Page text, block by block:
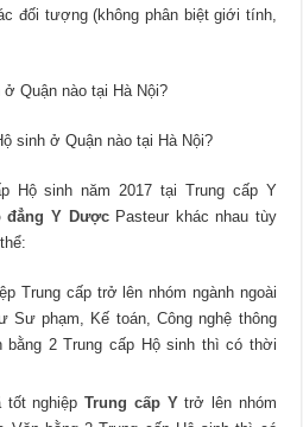
đối tượng (không phân biệt giới tính,
sinh ở Quận nào tại Hà Nội?
Hộ sinh năm 2017 tại Trung cấp Y
đẳng Y DượcPasteur khác nhau tùy
Trung cấp trở lên nhóm ngành ngoài
Sư phạm, Kế toán, Công nghệ thông
bằng 2 Trung cấp Hộ sinh thì có thời
tốt nghiệpTrung cấp Ytrở lên nhóm